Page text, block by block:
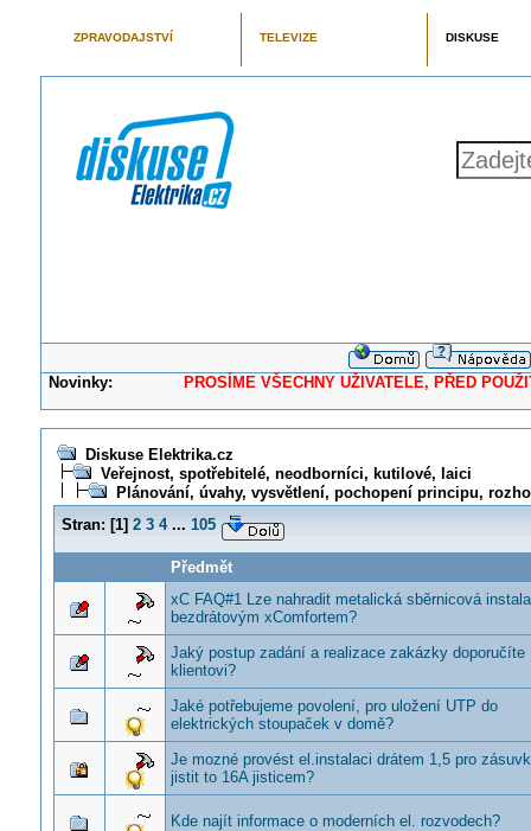
ZPRAVODAJSTVÍ TELEVIZE DISKUSE
Novinky: PROSÍME VŠECHNY UŽIVATELE, PŘED
Diskuse Elektrika.cz
Veřejnost, spotřebitelé, neodborníci, kutilové, laici
Plánování, úvahy, vysvětlení, pochopení principu,
Stran: [1] 2 3 4 ... 105
Předmět
xC FAQ#1 Lze nahradit metalická sběrnicová
bezdrátovým xComfortem?
Jaký postup zadání a realizace zakázky doporučíte
klientovi?
Jaké potřebujeme povolení, pro uložení UTP do
elektrických stoupaček v domě?
Je mozné provést el.instalaci drátem 1,5 pro
jistit to 16A jisticem?
Kde najít informace o moderních el. rozvodech?